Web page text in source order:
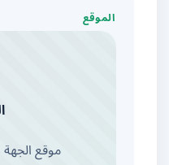
الموقع
موقع الجهة